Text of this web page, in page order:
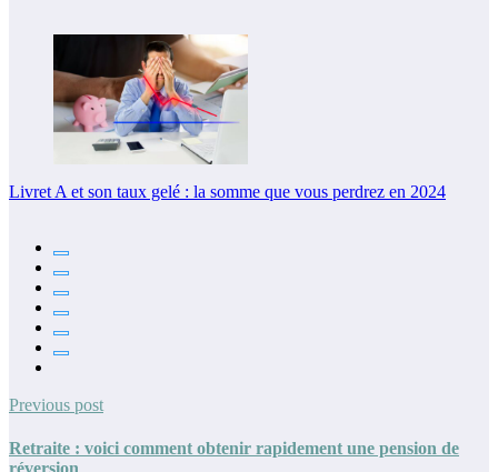
Livret A et son taux gelé : la somme que vous perdrez en 2024
Previous post
Retraite : voici comment obtenir rapidement une pension de